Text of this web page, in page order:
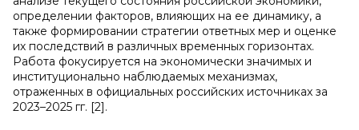
определении факторов, влияющих на ее динамику, а
также формировании стратегии ответных мер и оценке
их последствий в различных временных горизонтах.
Работа фокусируется на экономически значимых и
институционально наблюдаемых механизмах,
отраженных в официальных российских источниках за
2023–2025 гг. [2].